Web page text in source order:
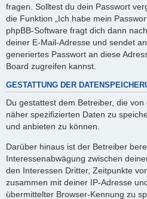
fragen. Solltest du dein Passwort
die Funktion „Ich habe mein
phpBB-Software fragt dich dann
deiner E-Mail-Adresse und sendet
generiertes Passwort an diese
Board zugreifen kannst.
GESTATTUNG DER
Du gestattest dem Betreiber, die
näher spezifizierten Daten zu
und anbieten zu können.
Darüber hinaus ist der Betreiber
Interessenabwägung zwischen
den Interessen Dritter, Zeitpunkte
zusammen mit deiner IP-Adresse
übermittelter Browser-Kennung zu